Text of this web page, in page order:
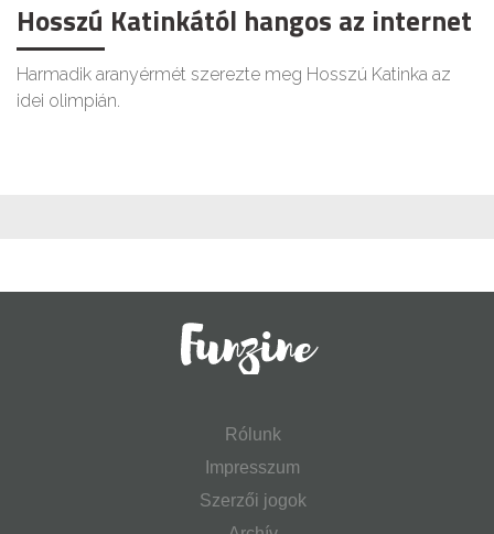
Hosszú Katinkától hangos az internet
Harmadik aranyérmét szerezte meg Hosszú Katinka az
idei olimpián.
Rólunk
Impresszum
Szerzői jogok